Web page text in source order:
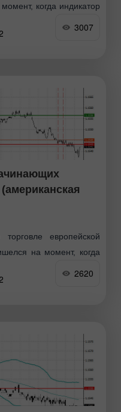
когда индикатор
вниз от нулевой
правильной точки
3007
европейской
на момент, когда
вниз от нулевой
потенциал пары.
2620